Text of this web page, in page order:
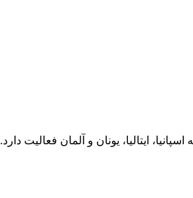
ایتالیا، یونان و آلمان فعالیت دارد.‏